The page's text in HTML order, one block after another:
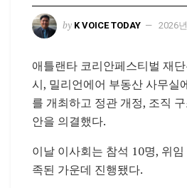
by K VOICE TODAY 2026
애틀랜타 코리안페스티벌 재
시, 밀리언에어 부동산 사무실
를 개최하고 정관 개정, 조직
안을 의결했다.
이날 이사회는 참석 10명, 위
족된 가운데 진행됐다.